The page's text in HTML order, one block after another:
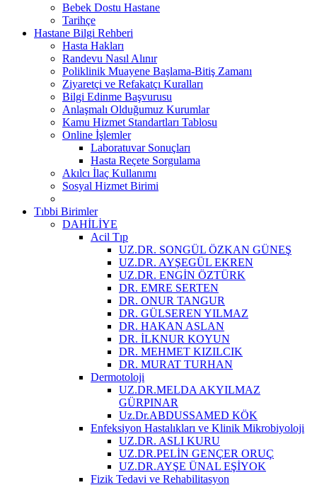
Bebek Dostu Hastane
Tarihçe
Hastane Bilgi Rehberi
Hasta Hakları
Randevu Nasıl Alınır
Poliklinik Muayene Başlama-Bitiş Zamanı
Ziyaretçi ve Refakatçı Kuralları
Bilgi Edinme Başvurusu
Anlaşmalı Olduğumuz Kurumlar
Kamu Hizmet Standartları Tablosu
Online İşlemler
Laboratuvar Sonuçları
Hasta Reçete Sorgulama
Akılcı İlaç Kullanımı
Sosyal Hizmet Birimi
Tıbbi Birimler
DAHİLİYE
Acil Tıp
UZ.DR. SONGÜL ÖZKAN GÜNEŞ
UZ.DR. AYŞEGÜL EKREN
UZ.DR. ENGİN ÖZTÜRK
DR. EMRE SERTEN
DR. ONUR TANGUR
DR. GÜLSEREN YILMAZ
DR. HAKAN ASLAN
DR. İLKNUR KOYUN
DR. MEHMET KIZILCIK
DR. MURAT TURHAN
Dermotoloji
UZ.DR.MELDA AKYILMAZ
GÜRPINAR
Uz.Dr.ABDUSSAMED KÖK
Enfeksiyon Hastalıkları ve Klinik Mikrobiyoloji
UZ.DR. ASLI KURU
UZ.DR.PELİN GENÇER ORUÇ
UZ.DR.AYŞE ÜNAL EŞİYOK
Fizik Tedavi ve Rehabilitasyon